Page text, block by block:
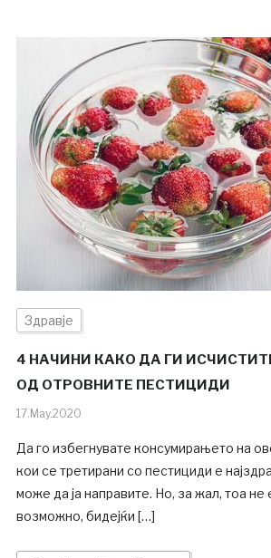
Здравје
4 НАЧИНИ КАКО ДА ГИ
ОД ОТРОВНИТЕ ПЕСТИЦИДИ
17.May.2020
Да го избегнувате консумирањето на
кои се третирани со пестициди е
може да ја направите. Но, за жал, тоа не
возможно, бидејќи […]